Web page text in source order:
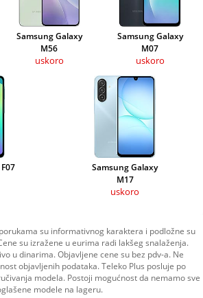
Samsung Galaxy
M56
uskoro
Samsung Galaxy
M07
uskoro
Samsung Galaxy
M17
uskoro
su informativnog karaktera i podložne su
su izražene u eurima radi lakšeg snalaženja.
u dinarima. Objavljene cene su bez pdv-a. Ne
objavljenih podataka. Teleko Plus posluje po
modela. Postoji mogućnost da nemamo sve
modele na lageru.